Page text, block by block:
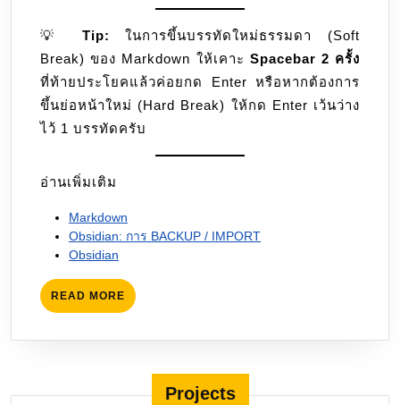
💡 Tip: ในการขึ้นบรรทัดใหม่ธรรมดา (Soft
Break) ของ Markdown ให้เคาะ Spacebar 2 ครั้ง
ที่ท้ายประโยคแล้วค่อยกด Enter หรือหากต้องการ
ขึ้นย่อหน้าใหม่ (Hard Break) ให้กด Enter เว้นว่าง
ไว้ 1 บรรทัดครับ
อ่านเพิ่มเติม
Markdown
Obsidian: การ BACKUP / IMPORT
Obsidian
READ MORE READ
MORE
Projects